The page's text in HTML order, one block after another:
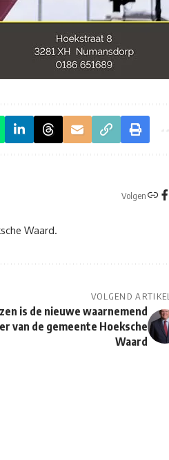
Volgen
Waard.
VOLGEND ARTIKEL
is de nieuwe waarnemend
van de gemeente Hoeksche
Waard